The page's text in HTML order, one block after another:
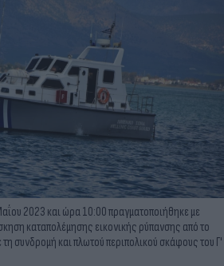
2023 και ώρα 10:00 πραγματοποιήθηκε με
καταπολέμησης εικονικής ρύπανσης από το
συνδρομή και πλωτού περιπολικού σκάφους του Γ'